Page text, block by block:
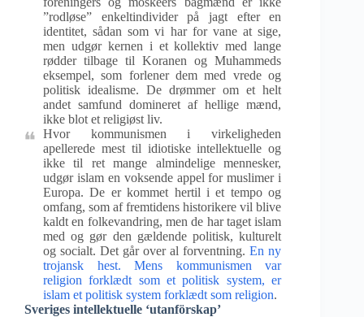
”rodløse” enkeltindivider på jagt efter en
identitet, sådan som vi har for vane at sige,
men udgør kernen i et kollektiv med lange
rødder tilbage til Koranen og Muhammeds
eksempel, som forlener dem med vrede og
politisk idealisme. De drømmer om et helt
andet samfund domineret af hellige mænd,
ikke blot et religiøst liv.
Hvor kommunismen i virkeligheden
apellerede mest til idiotiske intellektuelle og
ikke til ret mange almindelige mennesker,
udgør islam en voksende appel for muslimer i
Europa. De er kommet hertil i et tempo og
omfang, som af fremtidens historikere vil blive
kaldt en folkevandring, men de har taget islam
med og gør den gældende politisk, kulturelt
og socialt. Det går over al forventning.En ny
trojansk hest. Mens kommunismen var
religion forklædt som et politisk system, er
islam et politisk system forklædt som religion.
Sveriges intellektuelle ‘utanförskap’